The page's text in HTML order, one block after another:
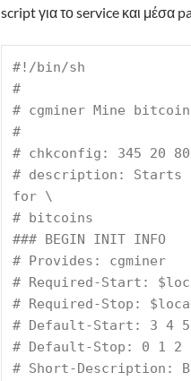
script για το service και μέσα
#!/bin/sh
#
# cgminer Mine
#
# chkconfig: 345 20 80
# description: Starts
for \
# bitcoins
### BEGIN INIT INFO
# Provides: cgminer
# Required-Start:
# Required-Stop:
# Default-Start: 3 4 5
# Default-Stop: 0 1 2
# Short-Description: